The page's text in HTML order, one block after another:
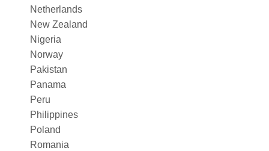
Netherlands
New Zealand
Nigeria
Norway
Pakistan
Panama
Peru
Philippines
Poland
Romania